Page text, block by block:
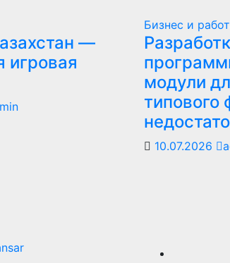
—
игровая
Бизнес и
модули
типового
10.07.2026